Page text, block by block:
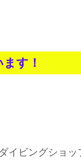
す！
イビングショッ